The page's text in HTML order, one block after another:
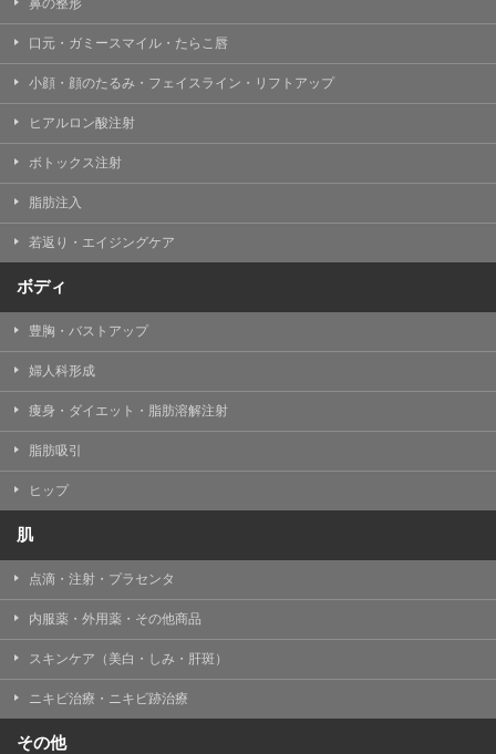
鼻の整形
口元・ガミースマイル・たらこ唇
小顔・顔のたるみ・フェイスライン・リフトアップ
ヒアルロン酸注射
ボトックス注射
脂肪注入
若返り・エイジングケア
ボディ
豊胸・バストアップ
婦人科形成
痩身・ダイエット・脂肪溶解注射
脂肪吸引
ヒップ
肌
点滴・注射・プラセンタ
内服薬・外用薬・その他商品
スキンケア（美白・しみ・肝斑）
ニキビ治療・ニキビ跡治療
その他